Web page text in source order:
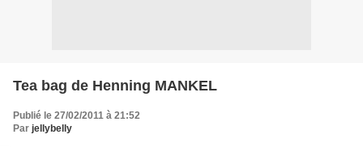
Tea bag de Henning MANKEL
Publié le 27/02/2011 à 21:52
Par jellybelly